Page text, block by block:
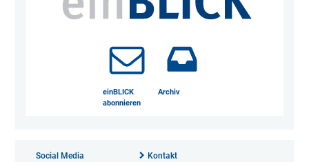
einBLICK
abonnieren
Archiv
Social Media Kontakt